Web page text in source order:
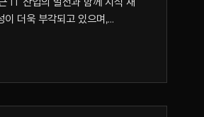
이 더욱 부각되고 있으며,...